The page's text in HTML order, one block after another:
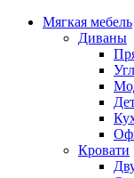
Мягкая мебель
Диваны
Кровати